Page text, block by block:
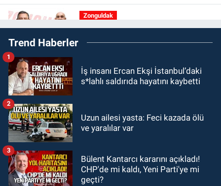
Zonguldak
16:39YENİ Parti Zonguldak'ta
Kurucu İl Yönetim Kurulu belli oldu
15:103. Lig 1. Grup’ta program
14:44Zonguldak nefes alamıyor.
KARABÜK
13:26Karabük milletvekilleri
Trend Haberler
İş insanı Ercan Ekşi İstanbul’daki
s*lahlı saldırıda hayatını kaybetti
1
Uzun ailesi yasta: Feci kazada ölü
ve yaralılar var
2
Bülent Kantarcı kararını açıkladı!
CHP'de mi kaldı, Yeni Parti'ye mi
geçti?
3